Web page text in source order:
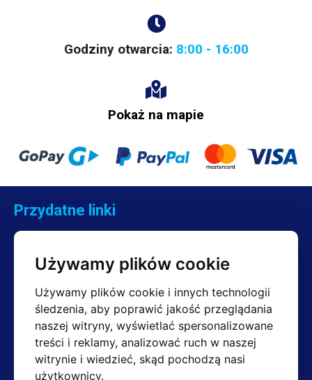
Używamy plików cookie
Używamy plików cookie i innych technologii
śledzenia, aby poprawić jakość przeglądania
naszej witryny, wyświetlać spersonalizowane
treści i reklamy, analizować ruch w naszej
witrynie i wiedzieć, skąd pochodzą nasi
użytkownicy.
Godziny otwarcia: 8:00 - 16:00
Pokaż na mapie
Przydatne linki
Kontakt
Reklamacje
Regulamin
Zwroty
Kontakt
Dział sprzedaży